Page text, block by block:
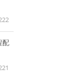
配